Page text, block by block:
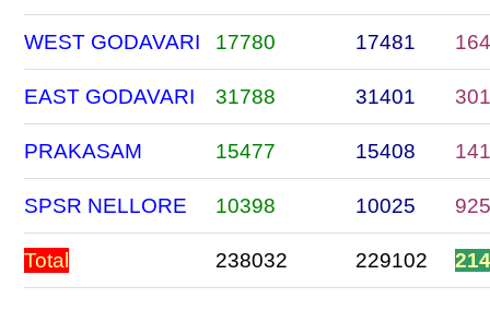
WEST GODAVARI 17780 17481
EAST GODAVARI 31788 31401
PRAKASAM 15477 15408
SPSR NELLORE 10398 10025
Total 238032 229102